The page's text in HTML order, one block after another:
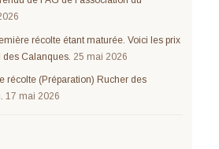
récolte étant maturée. Voici les prix
Calanques. 25 mai 2026
récolte (Préparation) Rucher des
17 mai 2026